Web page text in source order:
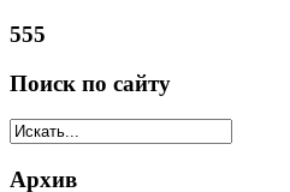
555
Поиск по сайту
Архив